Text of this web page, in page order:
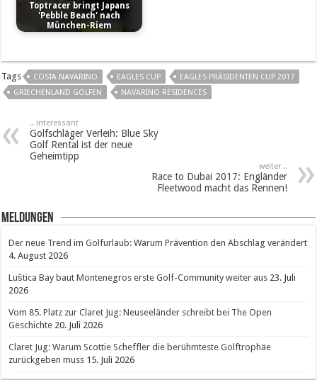
Toptracer bringt Japans
'Pebble Beach' nach
München-Riem
Tags COSTA NAVARINO EAGLES CUP
EAGLES PRÄSIDENTEN CUP 2017
GRIECHENLAND GOLFEN
NAVARINO RESIDENCES
.. interessant
Golfschläger Verleih: Blue Sky
Golf Rental ist der neue
Geheimtipp
weiter ..
Race to Dubai 2017: Engländer
Fleetwood macht das Rennen!
Meldungen
Der neue Trend im Golfurlaub: Warum Prävention den Abschlag verändert
4. August 2026
Luštica Bay baut Montenegros erste Golf-Community weiter aus 23. Juli
2026
Vom 85. Platz zur Claret Jug: Neuseeländer schreibt bei The Open
Geschichte 20. Juli 2026
Claret Jug: Warum Scottie Scheffler die berühmteste Golftrophäe
zurückgeben muss 15. Juli 2026